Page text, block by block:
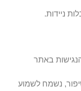
ניידות.
באתר
נשמח לשמוע